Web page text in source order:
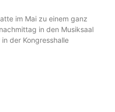
im Mai zu einem ganz
in den Musiksaal
der Kongresshalle